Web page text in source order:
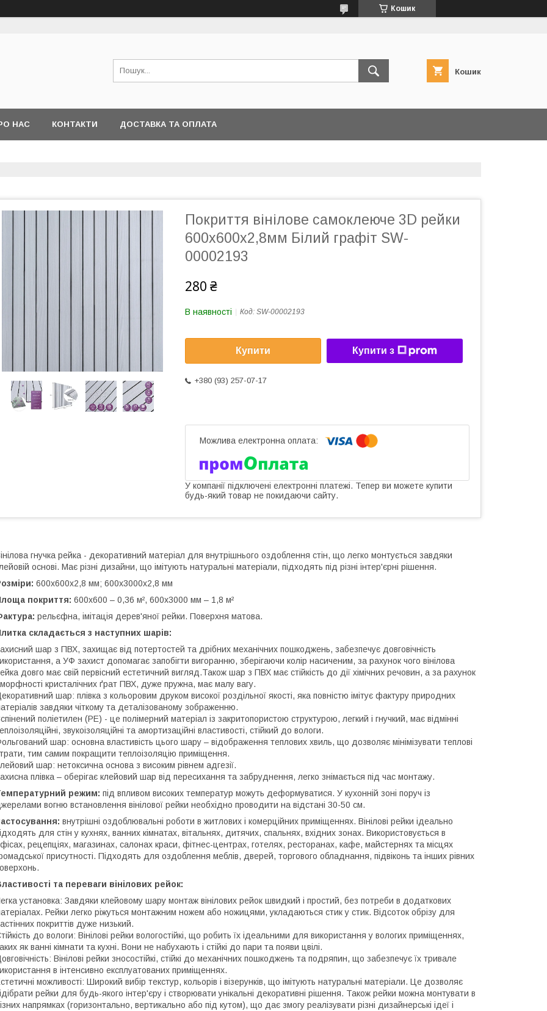
Кошик
Кошик
НАС КОНТАКТИ ДОСТАВКА ТА ОПЛАТА
Покриття вінілове самоклеюче 3D рейки
600х600х2,8мм Білий графіт SW-
00002193
280 ₴
В наявності Код: SW-00002193
Купити Купити з
+380 (93) 257-07-17
У компанії підключені електронні платежі. Тепер ви можете купити
будь-який товар не покидаючи сайту.
гнучка рейка - декоративний матеріал для внутрішнього оздоблення стін, що легко монтується завдяки
основі. Має різні дизайни, що імітують натуральні матеріали, підходять під різні інтер'єрні рішення.
600х600х2,8 мм; 600х3000х2,8 мм
покриття: 600х600 – 0,36 м², 600х3000 мм – 1,8 м²
рельєфна, імітація дерев'яної рейки. Поверхня матова.
складається з наступних шарів:
шар з ПВХ, захищає від потертостей та дрібних механічних пошкоджень, забезпечує довговічність
а УФ захист допомагає запобігти вигоранню, зберігаючи колір насиченим, за рахунок чого вінілова
довго має свій первісний естетичний вигляд.Також шар з ПВХ має стійкість до дії хімічних речовин, а за рахунок
кристалічних ґрат ПВХ, дуже пружна, має малу вагу.
шар: плівка з кольоровим друком високої роздільної якості, яка повністю імітує фактуру природних
завдяки чіткому та деталізованому зображенню.
поліетилен (РЕ) - це полімерний матеріал із закритопористою структурою, легкий і гнучкий, має відмінні
звукоізоляційні та амортизаційні властивості, стійкий до вологи.
шар: основна властивість цього шару – відображення теплових хвиль, що дозволяє мінімізувати теплові
тим самим покращити теплоізоляцію приміщення.
шар: нетоксична основа з високим рівнем адгезії.
плівка – оберігає клейовий шар від пересихання та забруднення, легко знімається під час монтажу.
режим: під впливом високих температур можуть деформуватися. У кухонній зоні поруч із
вогню встановлення вінілової рейки необхідно проводити на відстані 30-50 см.
внутрішні оздоблювальні роботи в житлових і комерційних приміщеннях. Вінілові рейки ідеально
для стін у кухнях, ванних кімнатах, вітальнях, дитячих, спальнях, вхідних зонах. Використовується в
рецепціях, магазинах, салонах краси, фітнес-центрах, готелях, ресторанах, кафе, майстернях та місцях
присутності. Підходять для оздоблення меблів, дверей, торгового обладнання, підвіконь та інших рівних
та переваги вінілових рейок:
установка: Завдяки клейовому шару монтаж вінілових рейок швидкий і простий, без потреби в додаткових
Рейки легко ріжуться монтажним ножем або ножицями, укладаються стик у стик. Відсоток обрізу для
покриттів дуже низький.
до вологи: Вінілові рейки вологостійкі, що робить їх ідеальними для використання у вологих приміщеннях,
як ванні кімнати та кухні. Вони не набухають і стійкі до пари та появи цвілі.
Вінілові рейки зносостійкі, стійкі до механічних пошкоджень та подряпин, що забезпечує їх тривале
в інтенсивно експлуатованих приміщеннях.
можливості: Широкий вибір текстур, кольорів і візерунків, що імітують натуральні матеріали. Це дозволяє
рейки для будь-якого інтер'єру і створювати унікальні декоративні рішення. Також рейки можна монтувати в
напрямках (горизонтально, вертикально або під кутом), що дає змогу реалізувати різні дизайнерські ідеї і